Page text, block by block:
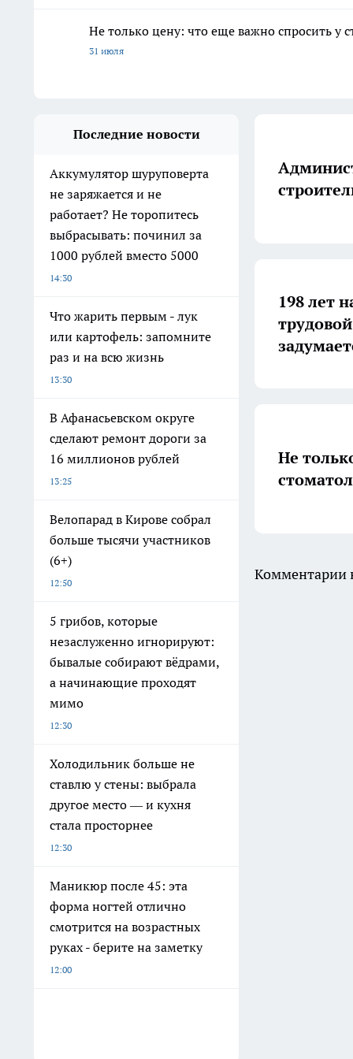
Не только цену: что еще важно спросить у
31 июля
Последние новости
Аккумулятор шуруповерта
не заряжается и не
работает? Не торопитесь
выбрасывать: починил за
1000 рублей вместо 5000
14:30
Что жарить первым - лук
или картофель: запомните
раз и на всю жизнь
13:30
В Афанасьевском округе
сделают ремонт дороги за
16 миллионов рублей
13:25
Велопарад в Кирове собрал
больше тысячи участников
(6+)
12:50
5 грибов, которые
незаслуженно игнорируют:
бывалые собирают вёдрами,
а начинающие проходят
мимо
12:30
Холодильник больше не
ставлю у стены: выбрала
другое место — и кухня
стала просторнее
12:30
Маникюр после 45: эта
форма ногтей отлично
смотрится на возрастных
руках - берите на заметку
12:00
198 лет
Не
Комментарии